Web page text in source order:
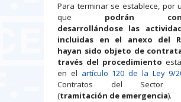
Para terminar se establece, por
que podrán
desarrollándose las
incluidas en el anexo del
hayan sido objeto de
través del procedimiento
en el artículo 120 de la Ley 9/
Contratos del Sector
(tramitación de emergencia).